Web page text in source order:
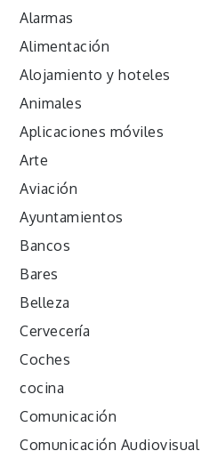
Alarmas
Alimentación
Alojamiento y hoteles
Animales
Aplicaciones móviles
Arte
Aviación
Ayuntamientos
Bancos
Bares
Belleza
Cervecería
Coches
cocina
Comunicación
Comunicación Audiovisual